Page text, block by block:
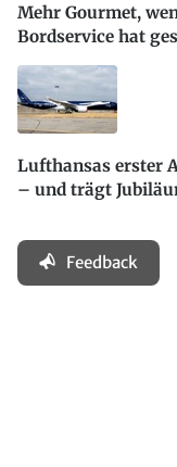
Mehr Gourmet,
Bordservice hat
Lufthansas erster
– und trägt
Feedback